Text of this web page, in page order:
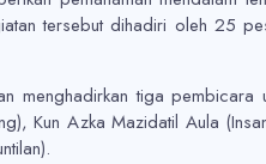
tersebut dihadiri oleh 25
menghadirkan tiga pembicara
Kun Azka Mazidatil Aula